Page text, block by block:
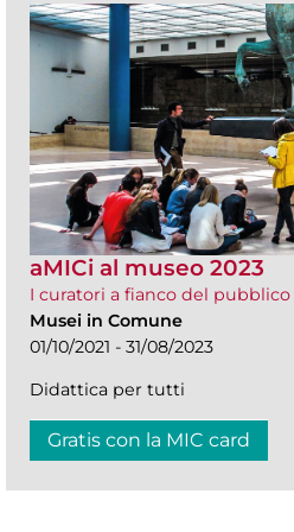
aMICi al museo 2023
I curatori a fianco del pubblico
Musei in Comune
01/10/2021 - 31/08/2023
Didattica per tutti
Gratis con la MIC card